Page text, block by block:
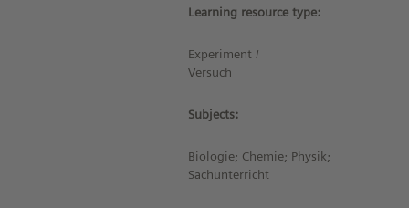
Learning resource type:
Experiment /
Versuch
Subjects:
Biologie; Chemie; Physik;
Sachunterricht